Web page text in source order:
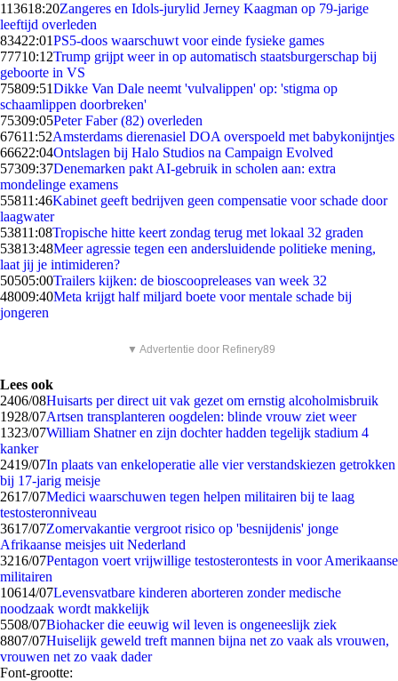
113618:20Zangeres en Idols-jurylid Jerney Kaagman op 79-jarige
leeftijd overleden
83422:01PS5-doos waarschuwt voor einde fysieke games
77710:12Trump grijpt weer in op automatisch staatsburgerschap bij
geboorte in VS
75809:51Dikke Van Dale neemt 'vulvalippen' op: 'stigma op
schaamlippen doorbreken'
75309:05Peter Faber (82) overleden
67611:52Amsterdams dierenasiel DOA overspoeld met babykonijntjes
66622:04Ontslagen bij Halo Studios na Campaign Evolved
57309:37Denemarken pakt AI-gebruik in scholen aan: extra
mondelinge examens
55811:46Kabinet geeft bedrijven geen compensatie voor schade door
laagwater
53811:08Tropische hitte keert zondag terug met lokaal 32 graden
53813:48Meer agressie tegen een andersluidende politieke mening,
laat jij je intimideren?
50505:00Trailers kijken: de bioscoopreleases van week 32
48009:40Meta krijgt half miljard boete voor mentale schade bij
jongeren
▼ Advertentie door Refinery89
Lees ook
2406/08Huisarts per direct uit vak gezet om ernstig alcoholmisbruik
1928/07Artsen transplanteren oogdelen: blinde vrouw ziet weer
1323/07William Shatner en zijn dochter hadden tegelijk stadium 4
kanker
2419/07In plaats van enkeloperatie alle vier verstandskiezen getrokken
bij 17-jarig meisje
2617/07Medici waarschuwen tegen helpen militairen bij te laag
testosteronniveau
3617/07Zomervakantie vergroot risico op 'besnijdenis' jonge
Afrikaanse meisjes uit Nederland
3216/07Pentagon voert vrijwillige testosterontests in voor Amerikaanse
militairen
10614/07Levensvatbare kinderen aborteren zonder medische
noodzaak wordt makkelijk
5508/07Biohacker die eeuwig wil leven is ongeneeslijk ziek
8807/07Huiselijk geweld treft mannen bijna net zo vaak als vrouwen,
vrouwen net zo vaak dader
Font-grootte: